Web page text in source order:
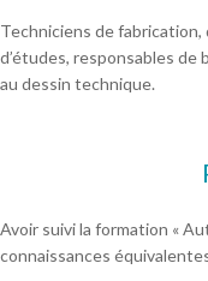
Techniciens de
d’études, responsables
au dessin technique.
Avoir suivi la formation «
connaissances